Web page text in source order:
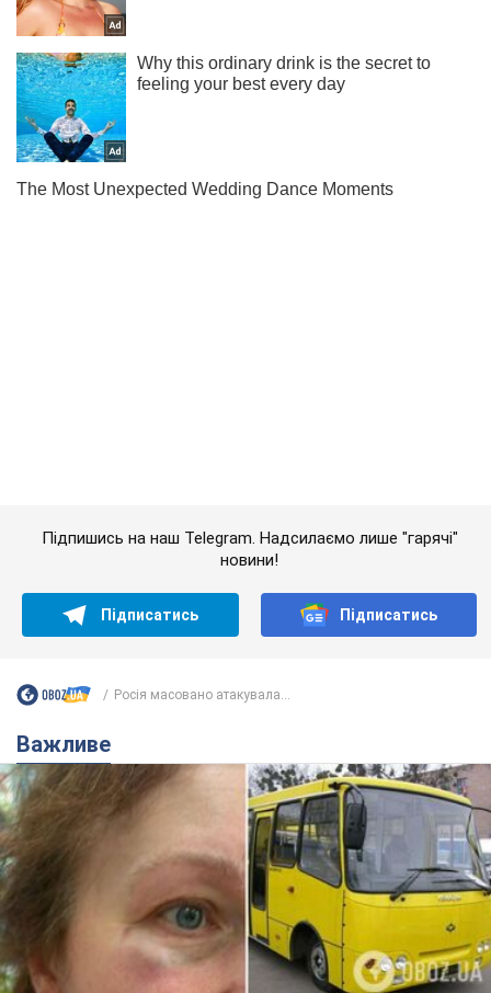
розмовляючи російською мовою у маршрутці:
поліція склала адмінпротокол. Відео
На місце події прибули патрульні поліцейські та слідчо-
оперативна група
11 часов назад 10,9 т.
"Воюють, бо дурні": у Чернівцях
водій автобуса зневажив
українських військових і поплатився.